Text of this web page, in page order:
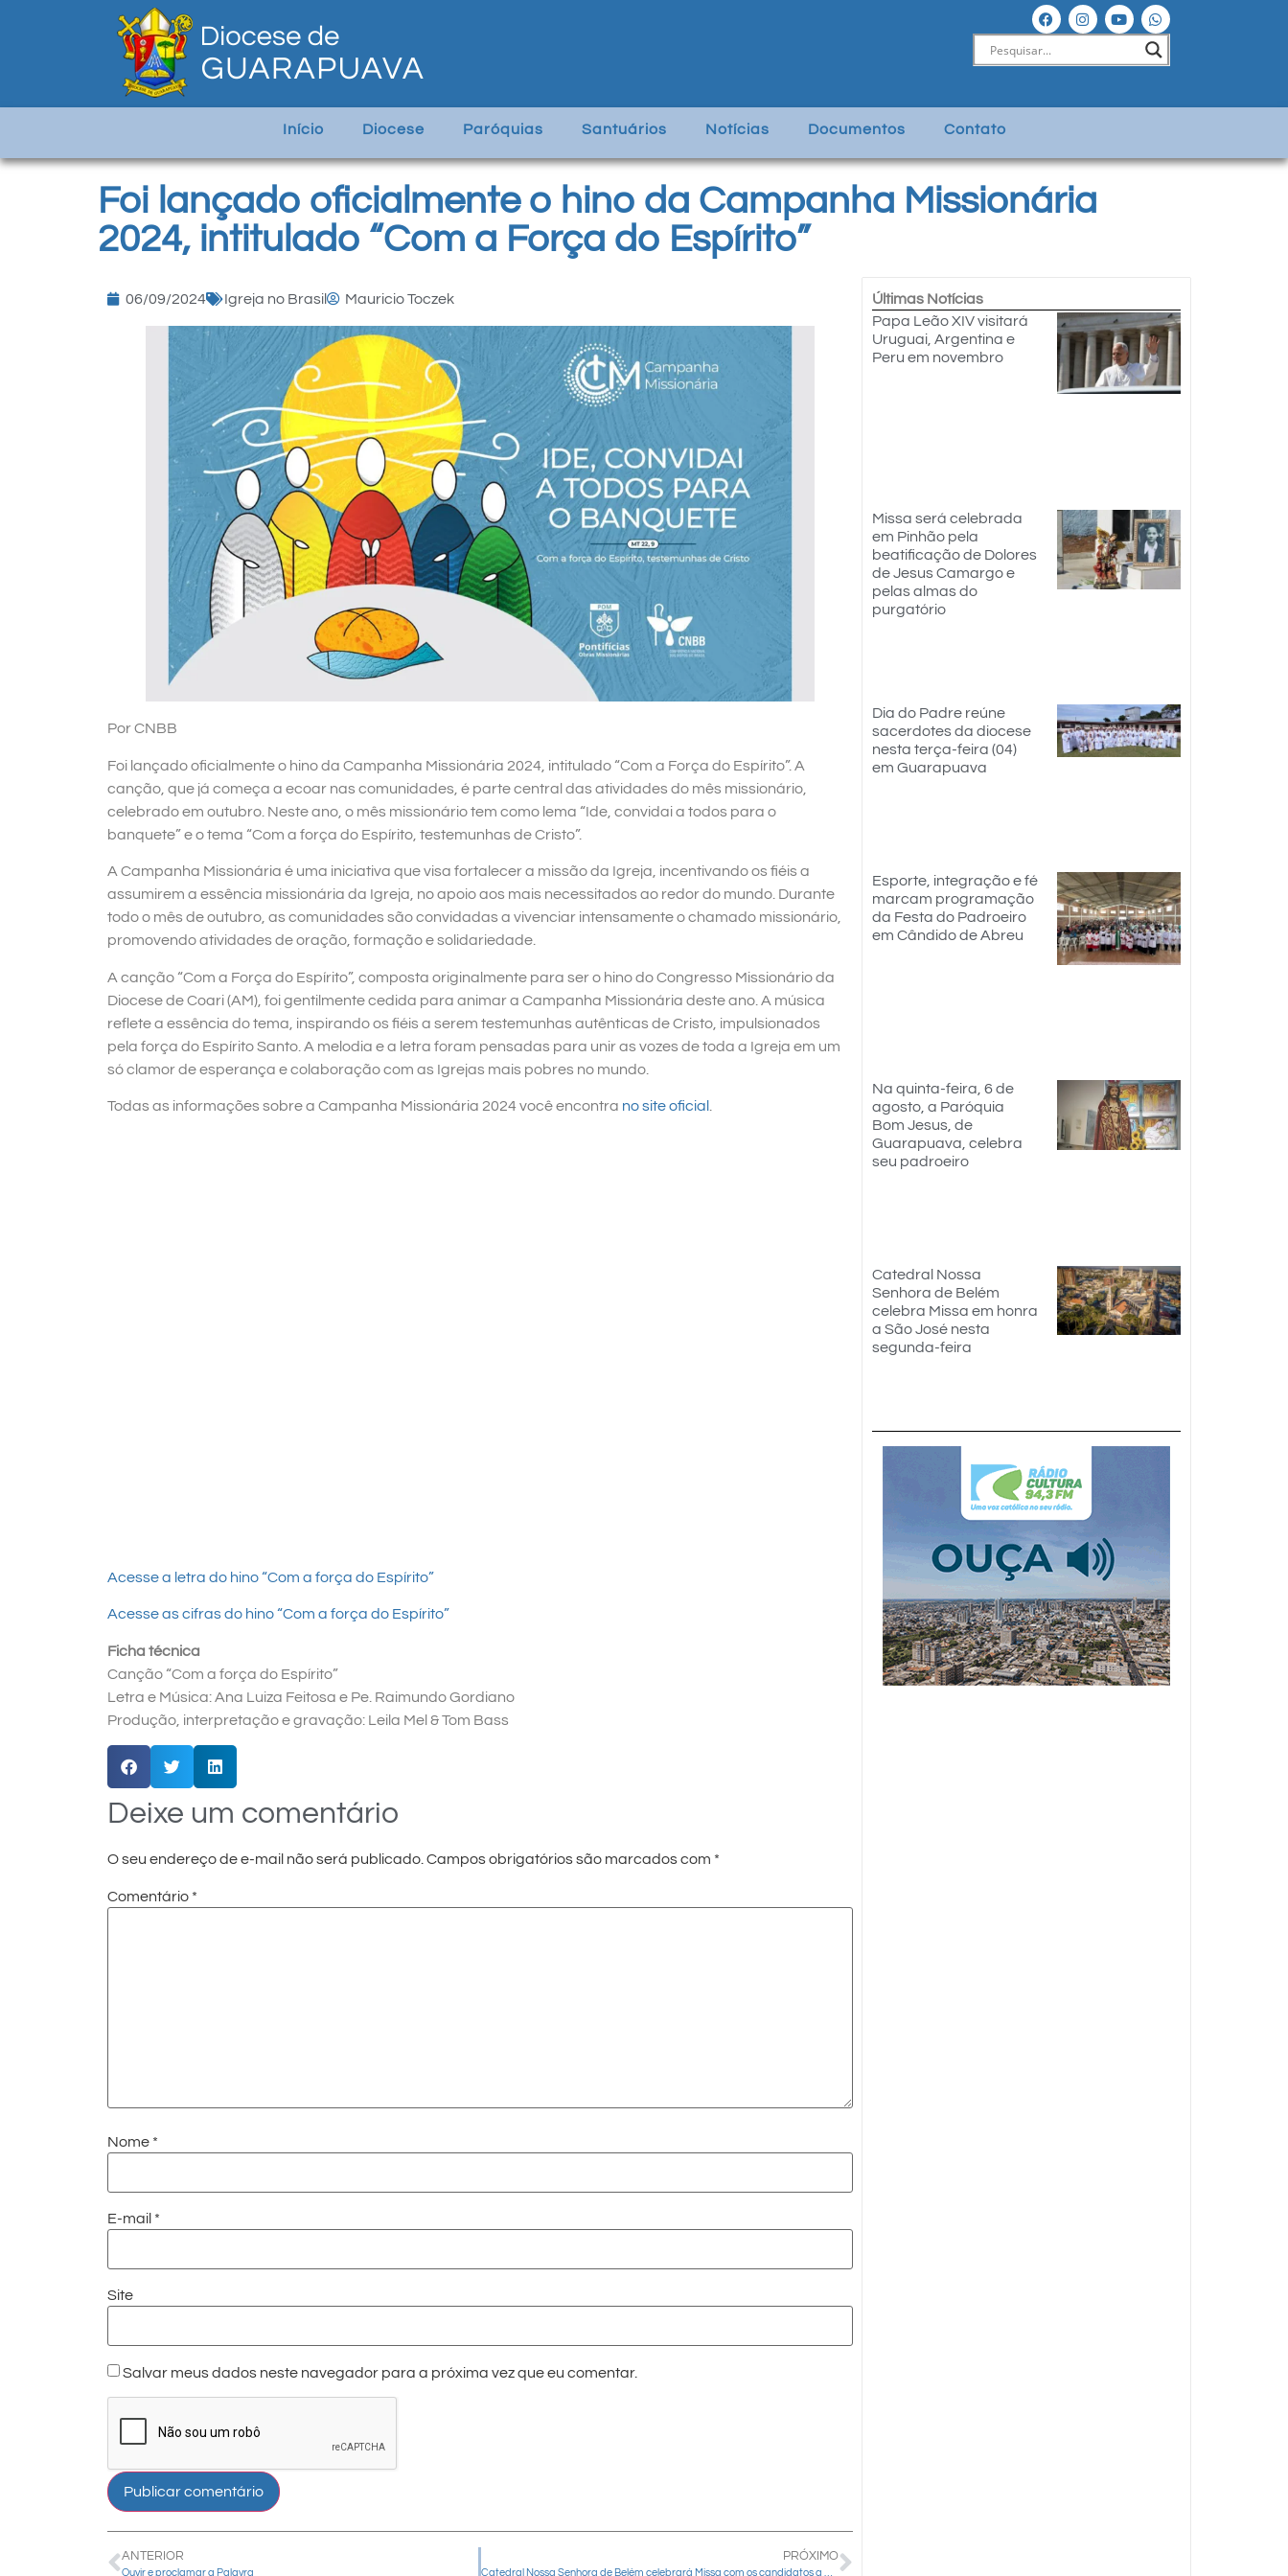
Início Diocese Paróquias Santuários Notícias Documentos Contato
Foi lançado oficialmente o hino da Campanha Missionária
2024, intitulado “Com a Força do Espírito”
06/09/2024 Igreja no Brasil Mauricio Toczek
Por CNBB
Foi lançado oficialmente o hino da Campanha Missionária 2024, intitulado “Com a Força do Espírito”. A
canção, que já começa a ecoar nas comunidades, é parte central das atividades do mês missionário,
celebrado em outubro. Neste ano, o mês missionário tem como lema “Ide, convidai a todos para o
banquete” e o tema “Com a força do Espírito, testemunhas de Cristo”.
A Campanha Missionária é uma iniciativa que visa fortalecer a missão da Igreja, incentivando os fiéis a
assumirem a essência missionária da Igreja, no apoio aos mais necessitados ao redor do mundo. Durante
todo o mês de outubro, as comunidades são convidadas a vivenciar intensamente o chamado missionário,
promovendo atividades de oração, formação e solidariedade.
A canção “Com a Força do Espírito”, composta originalmente para ser o hino do Congresso Missionário da
Diocese de Coari (AM), foi gentilmente cedida para animar a Campanha Missionária deste ano. A música
reflete a essência do tema, inspirando os fiéis a serem testemunhas autênticas de Cristo, impulsionados
pela força do Espírito Santo. A melodia e a letra foram pensadas para unir as vozes de toda a Igreja em um
só clamor de esperança e colaboração com as Igrejas mais pobres no mundo.
Todas as informações sobre a Campanha Missionária 2024 você encontra no site oficial
Acesse a letra do hino “Com a força do Espírito”
Acesse as cifras do hino “Com a força do Espírito”
Ficha técnica
Canção “Com a força do Espírito”
Letra e Música: Ana Luiza Feitosa e Pe. Raimundo Gordiano
Produção, interpretação e gravação: Leila Mel & Tom Bass
Deixe um comentário
O seu endereço de e-mail não será publicado. Campos obrigatórios são marcados com *
Comentário *
Nome *
E-mail *
Site
Salvar meus dados neste navegador para a próxima vez que eu comentar.
ANTERIOR
Ouvir e proclamar a Palavra
PRÓXIMO
Últimas Notícias
Papa Leão XIV visitará
Uruguai, Argentina e
Peru em novembro
Missa será celebrada
em Pinhão pela
beatificação de Dolores
de Jesus Camargo e
pelas almas do
purgatório
Dia do Padre reúne
sacerdotes da diocese
nesta terça-feira (04)
em Guarapuava
Esporte, integração e fé
marcam programação
da Festa do Padroeiro
em Cândido de Abreu
Na quinta-feira, 6 de
agosto, a Paróquia
Bom Jesus, de
Guarapuava, celebra
seu padroeiro
Catedral Nossa
Senhora de Belém
celebra Missa em honra
a São José nesta
segunda-feira